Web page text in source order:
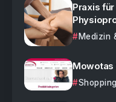
Praxis
Medizin
Mowotas